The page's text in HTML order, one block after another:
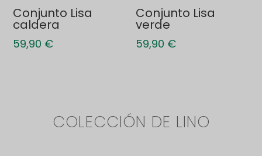
Conjunto Lisa
caldera
59,90 €
Conjunto Lisa
verde
59,90 €
COLECCIÓN DE LINO